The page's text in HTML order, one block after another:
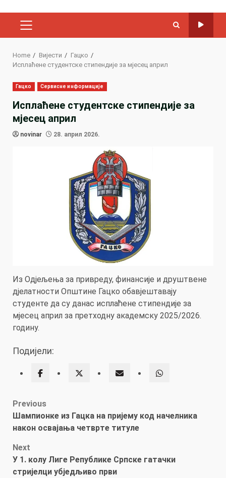
PRIMARY
Home Вијести
Гацко
Исплаћене студентске стипендије за мјесец април
Гацко Сервисне информације
Исплаћене студентске стипендије за
мјесец април
novinar 28. април 2026.
Из Одјељења за привреду, финансије и друштвене
дјелатности Општине Гацко обавјештавају
студенте да су данас исплаћене стипендије за
мјесец април за претходну академску 2025/2026.
годину.
Подијели:
Post
navigation
Previous
Шампионке из Гацка на пријему код начелника
након освајања четврте титуле
Next
У 1. колу Лиге Републике Српске гатачки
стријелци убједљиво први